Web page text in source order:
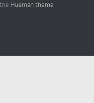
Hueman theme